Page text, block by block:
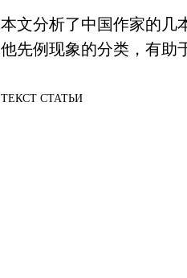
本文分析了中国作家的几
他先例现象的分类，有助
ТЕКСТ СТАТЬИ